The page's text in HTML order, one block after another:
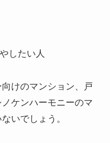
したい人
けのマンション、戸
ケンハーモニーのマ
いでしょう。